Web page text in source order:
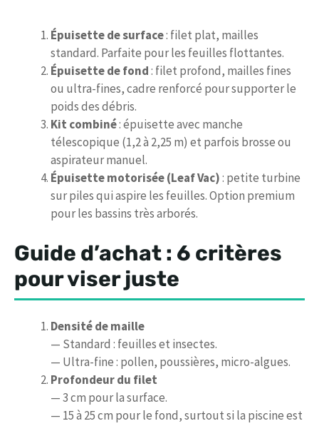
Épuisette de surface: filet plat, mailles
standard. Parfaite pour les feuilles flottantes.
Épuisette de fond: filet profond, mailles fines
ou ultra-fines, cadre renforcé pour supporter le
poids des débris.
Kit combiné: épuisette avec manche
télescopique (1,2 à 2,25 m) et parfois brosse ou
aspirateur manuel.
Épuisette motorisée (Leaf Vac): petite turbine
sur piles qui aspire les feuilles. Option premium
pour les bassins très arborés.
Guide d’achat : 6 critères
pour viser juste
Densité de maille
— Standard : feuilles et insectes.
— Ultra-fine : pollen, poussières, micro-algues.
Profondeur du filet
— 3 cm pour la surface.
— 15 à 25 cm pour le fond, surtout si la piscine est